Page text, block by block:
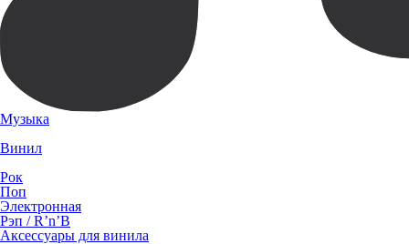
Музыка
Винил
Рок
Поп
Электронная
Рэп / R’n’B
Аксессуары для винила